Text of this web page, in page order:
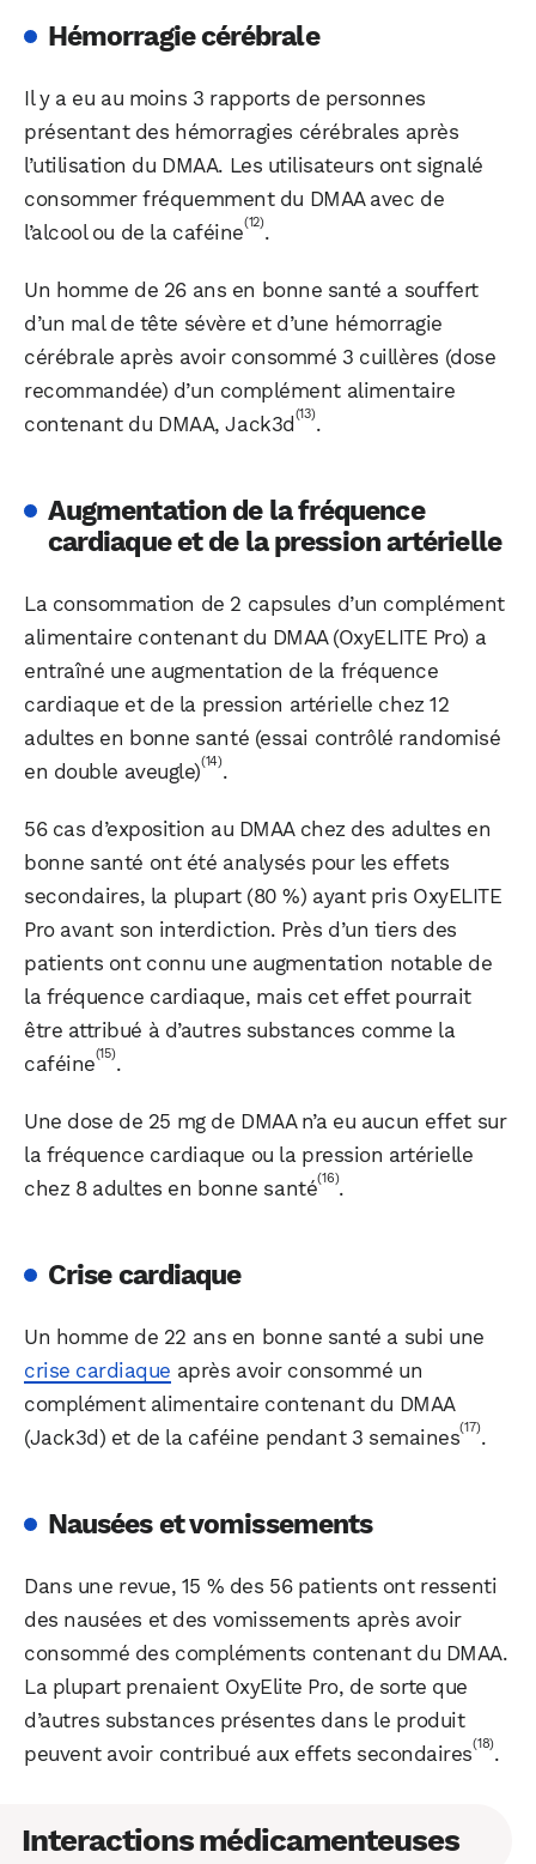
Hémorragie cérébrale
Il y a eu au moins 3 rapports de personnes
présentant des hémorragies cérébrales après
l’utilisation du DMAA. Les utilisateurs ont signalé
consommer fréquemment du DMAA avec de
l’alcool ou de la caféine(12).
Un homme de 26 ans en bonne santé a souffert
d’un mal de tête sévère et d’une hémorragie
cérébrale après avoir consommé 3 cuillères (dose
recommandée) d’un complément alimentaire
contenant du DMAA, Jack3d (13).
Augmentation de la fréquence
cardiaque et de la pression artérielle
La consommation de 2 capsules d’un complément
alimentaire contenant du DMAA (OxyELITE Pro) a
entraîné une augmentation de la fréquence
cardiaque et de la pression artérielle chez 12
adultes en bonne santé (essai contrôlé randomisé
en double aveugle)(14).
56 cas d’exposition au DMAA chez des adultes en
bonne santé ont été analysés pour les effets
secondaires, la plupart (80 %) ayant pris OxyELITE
Pro avant son interdiction. Près d’un tiers des
patients ont connu une augmentation notable de
la fréquence cardiaque, mais cet effet pourrait
être attribué à d’autres substances comme la
caféine(15).
Une dose de 25 mg de DMAA n’a eu aucun effet sur
la fréquence cardiaque ou la pression artérielle
chez 8 adultes en bonne santé(16).
Crise cardiaque
Un homme de 22 ans en bonne santé a subi une
crise cardiaque après avoir consommé un
complément alimentaire contenant du DMAA
(Jack3d) et de la caféine pendant 3 semaines(17).
Nausées et vomissements
Dans une revue, 15 % des 56 patients ont ressenti
des nausées et des vomissements après avoir
consommé des compléments contenant du DMAA.
La plupart prenaient OxyElite Pro, de sorte que
d’autres substances présentes dans le produit
peuvent avoir contribué aux effets secondaires(18).
Interactions médicamenteuses